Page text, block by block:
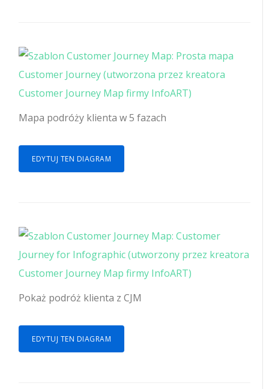
Mapa podróży klienta w 5 fazach
EDYTUJ TEN DIAGRAM
Pokaż podróż klienta z CJM
EDYTUJ TEN DIAGRAM